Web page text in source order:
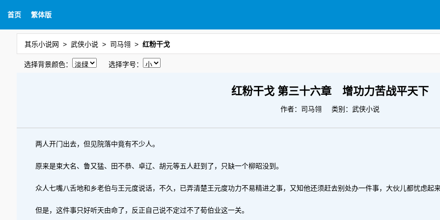
首页 繁体版
其乐小说网 武侠小说 司马翎 红粉干戈
选择背景颜色： 选择字号：
红粉干戈 第三十六章 增功力苦战平天下
作者： 司马翎 类别：武侠小说
两人开门出去，但见院落中竟有不少人。
原来是束大名、鲁又猛、田不恭、卓辽、胡元等五人赶到了，只缺一个柳昭没到。
众人七嘴八舌地和乡老伯与王元度说话，不久，已弄清楚王元度功力不易精进之事，又知他还须赶去别处办一件事，大伙儿都忧虑起来
但是，这件事只好听天由命了，反正自己说不定过不了荀伯业这一关。